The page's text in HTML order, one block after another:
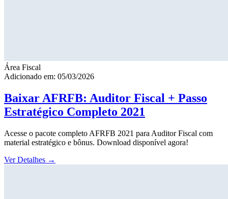
Área Fiscal
Adicionado em: 05/03/2026
Baixar AFRFB: Auditor Fiscal + Passo
Estratégico Completo 2021
Acesse o pacote completo AFRFB 2021 para Auditor Fiscal com
material estratégico e bônus. Download disponível agora!
Ver Detalhes →